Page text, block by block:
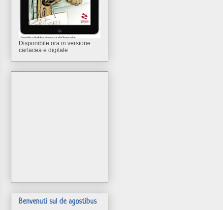
Disponibile ora in versione
cartacea e digitale
Benvenuti sul de agostibus